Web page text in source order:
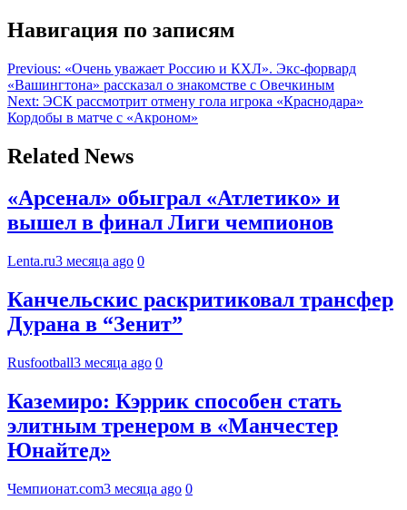
Навигация по записям
Previous: «Очень уважает Россию и КХЛ». Экс-форвард
«Вашингтона» рассказал о знакомстве с Овечкиным
Next: ЭСК рассмотрит отмену гола игрока «Краснодара»
Кордобы в матче с «Акроном»
Related News
«Арсенал» обыграл «Атлетико» и
вышел в финал Лиги чемпионов
Lenta.ru3 месяца ago 0
Канчельскис раскритиковал трансфер
Дурана в “Зенит”
Rusfootball3 месяца ago 0
Каземиро: Кэррик способен стать
элитным тренером в «Манчестер
Юнайтед»
Чемпионат.com3 месяца ago 0